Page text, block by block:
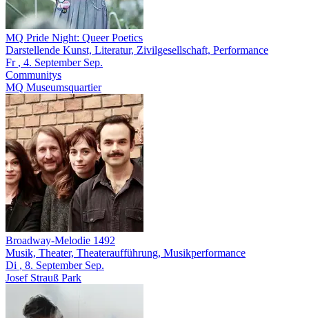
MQ Pride Night: Queer Poetics
Darstellende Kunst, Literatur, Zivilgesellschaft, Performance
Fr , 4. September Sep.
Communitys
MQ Museumsquartier
Broadway-Melodie 1492
Musik, Theater, Theateraufführung, Musikperformance
Di , 8. September Sep.
Josef Strauß Park